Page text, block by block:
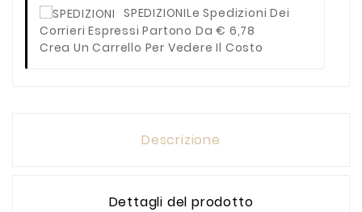
SPEDIZIONILe Spedizioni Dei
Corrieri Espressi Partono Da € 6,78
Crea Un Carrello Per Vedere Il Costo
Descrizione
Dettagli del prodotto